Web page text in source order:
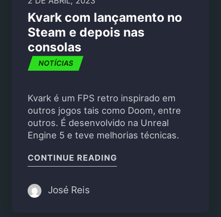
Kvark com lançamento no
Steam e depois nas
consolas
NOTÍCIAS
Kvark é um FPS retro inspirado em
outros jogos tais como Doom, entre
outros. É desenvolvido na Unreal
Engine 5 e teve melhorias técnicas.
CONTINUE READING
José Reis